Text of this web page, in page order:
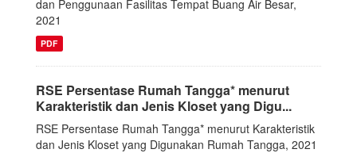
dan Penggunaan Fasilitas Tempat Buang Air Besar,
2021
PDF
RSE Persentase Rumah Tangga* menurut
Karakteristik dan Jenis Kloset yang Digu...
RSE Persentase Rumah Tangga* menurut Karakteristik
dan Jenis Kloset yang Digunakan Rumah Tangga, 2021